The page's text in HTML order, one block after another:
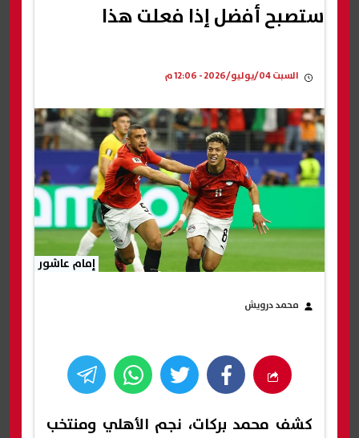
ستصبح أفضل إذا فعلت هذا
السبت 04/يوليو/2026 - 12:06 م
إمام عاشور
محمد درويش
كشف محمد بركات، نجم الأهلي ومنتخب